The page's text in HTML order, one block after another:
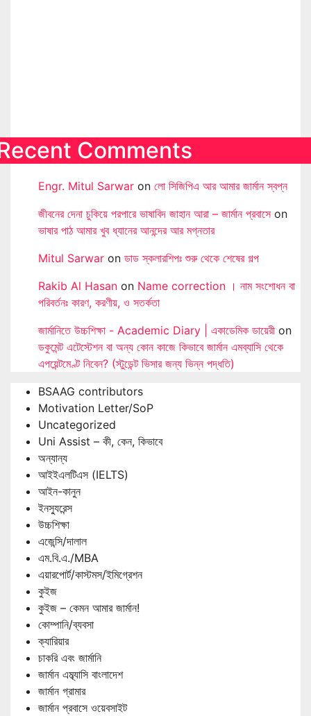
Comments
Engr. Mitul Sarwar on লো সিজিপিএ আর আমার জার্মান স্বপ্ন
জীবনের দেনা চুকিয়ে পরপারে ভাষাবিদ জাহান আরা – জার্মান প্রবাসেon
ভাষার পাঠ আমার খুব ধ্যানের আনন্দের আর মগ্নতার
Mitul Sarwar on ডাড স্কলারশিপঃ শুরু থেকে শেষের গল্প
Rakib Al Hasan on Name correction । নাম সংশোধন বা
পরিবর্তনঃ কারণ, করণীয়, ও সতর্কতা
জার্মানিতে উচ্চশিক্ষা - Academic Diary | একাডেমিক ডায়েরী on
ডকুমেন্ট এটেস্টেশন বা অন্য কোন কাজে কিভাবে জার্মান এমব্যাসি থেকে
এপয়েন্টমেণ্ট নিবেন? (স্টুডেন্ট ভিসার জন্য ভিন্ন পদ্ধতি)
BSAAG contributors
Motivation Letter/SoP
Uncategorized
Uni Assist – কী, কেন, কিভাবে
অন্যান্য
আইইএলটিএস (IELTS)
আইন-কানুন
ইনস্যুরেন্স
উচ্চশিক্ষা
এজেন্সি/দালাল
এম.বি.এ./MBA
এয়ারপোর্ট/কাস্টমস/ইমিগ্রেশন
কুইজ
কুইজ – কেমন আমার জার্মান!
কোম্পানি/ব্যবসা
ক্যারিয়ার
চাকরি এবং জার্মানি
জার্মান এম্ব্যাসি বাংলাদেশ
জার্মান গ্রামার
জার্মান প্রবাসে ওয়েবসাইট